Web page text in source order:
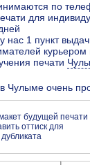
по
для
нас 1 пункт
курьером
печати
Чулыме очень
будущей печати
оттиск для